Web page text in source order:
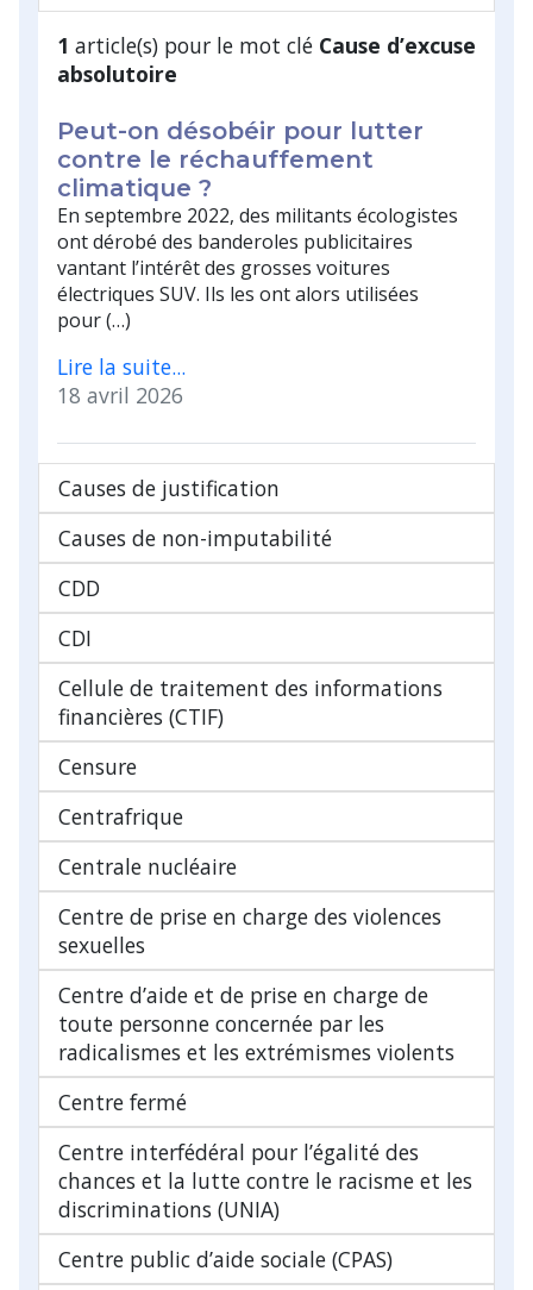
1 article(s) pour le mot clé Cause d’excuse
absolutoire
Peut-on désobéir pour lutter
contre le réchauffement
climatique ?
En septembre 2022, des militants écologistes
ont dérobé des banderoles publicitaires
vantant l’intérêt des grosses voitures
électriques SUV. Ils les ont alors utilisées
pour (…)
Lire la suite...
18 avril 2026
Causes de justification
Causes de non-imputabilité
CDD
CDI
Cellule de traitement des informations
financières (CTIF)
Censure
Centrafrique
Centrale nucléaire
Centre de prise en charge des violences
sexuelles
Centre d’aide et de prise en charge de
toute personne concernée par les
radicalismes et les extrémismes violents
Centre fermé
Centre interfédéral pour l’égalité des
chances et la lutte contre le racisme et les
discriminations (UNIA)
Centre public d’aide sociale (CPAS)